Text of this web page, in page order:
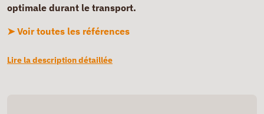
optimale durant le transport.
➤ Voir toutes les références
Lire la description détaillée